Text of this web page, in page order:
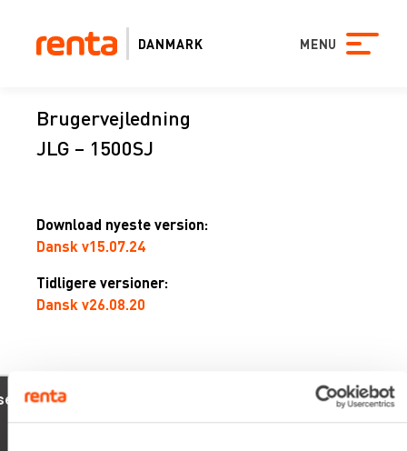
DANMARK MENU
Brugervejledning
JLG – 1500SJ
Download nyeste version:
Dansk v15.07.24
Tidligere versioner:
Dansk v26.08.20